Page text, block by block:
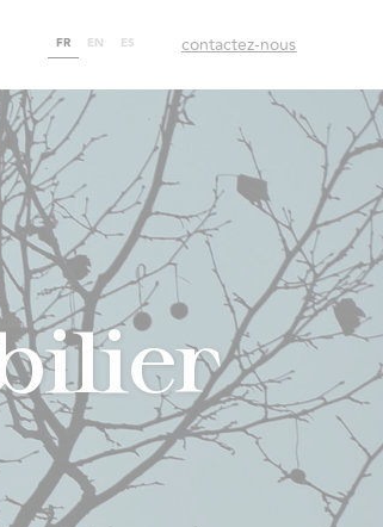
FR EN ES contactez-nous